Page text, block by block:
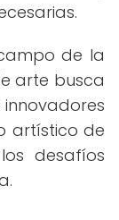
de la
arte busca
artístico de
desafíos